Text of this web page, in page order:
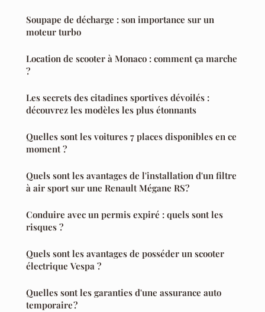
Soupape de décharge : son importance sur un
moteur turbo
Location de scooter à Monaco : comment ça marche
?
Les secrets des citadines sportives dévoilés :
découvrez les modèles les plus étonnants
Quelles sont les voitures 7 places disponibles en ce
moment ?
Quels sont les avantages de l'installation d'un filtre
à air sport sur une Renault Mégane RS?
Conduire avec un permis expiré : quels sont les
risques ?
Quels sont les avantages de posséder un scooter
électrique Vespa ?
Quelles sont les garanties d'une assurance auto
temporaire ?